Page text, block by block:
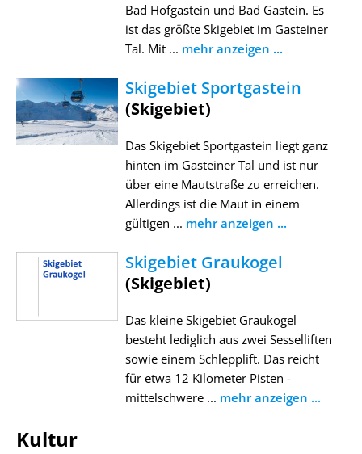
Bad Hofgastein und Bad Gastein. Es
ist das größte Skigebiet im Gasteiner
Tal. Mit ... mehr anzeigen ...
Skigebiet Sportgastein
(Skigebiet)
Das Skigebiet Sportgastein liegt ganz
hinten im Gasteiner Tal und ist nur
über eine Mautstraße zu erreichen.
Allerdings ist die Maut in einem
gültigen ... mehr anzeigen ...
Skigebiet Graukogel
(Skigebiet)
Das kleine Skigebiet Graukogel
besteht lediglich aus zwei Sesselliften
sowie einem Schlepplift. Das reicht
für etwa 12 Kilometer Pisten -
mittelschwere ... mehr anzeigen ...
Kultur